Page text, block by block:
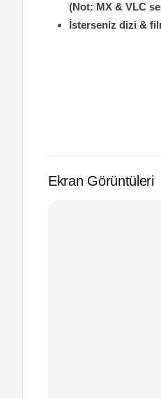
(Not: MX & VLC
İsterseniz dizi &
Ekran Görüntüleri